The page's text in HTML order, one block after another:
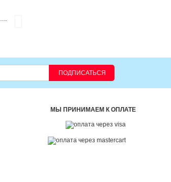
ПОДПИСАТЬСЯ
МЫ ПРИНИМАЕМ К ОПЛАТЕ